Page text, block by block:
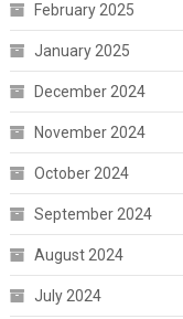
February 2025
January 2025
December 2024
November 2024
October 2024
September 2024
August 2024
July 2024